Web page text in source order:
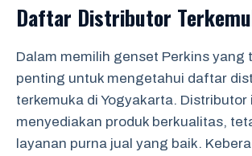
Daftar Distributor
Dalam memilih genset Perkins yang
penting untuk mengetahui daftar
terkemuka di Yogyakarta. Distributor
menyediakan produk berkualitas,
layanan purna jual yang baik.